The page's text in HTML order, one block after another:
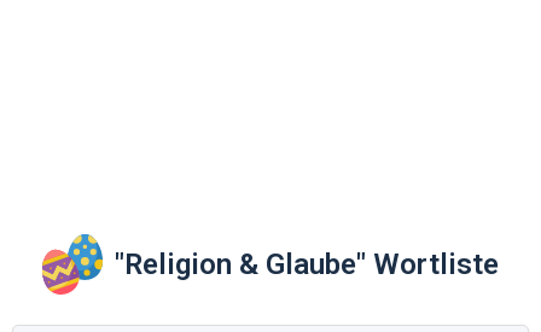
"Religion & Glaube" Wortliste